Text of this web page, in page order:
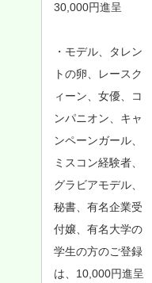
30,000円進呈
・モデル、タレン
トの卵、レースク
ィーン、女優、コ
ンパニオン、キャ
ンペーンガール、
ミスコン経験者、
グラビアモデル、
秘書、有名企業受
付嬢、有名大学の
学生の方のご登録
は、10,000円進呈